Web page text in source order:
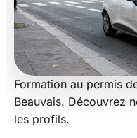
Premium
Formation au permis
Beauvais. Découvrez
les profils.